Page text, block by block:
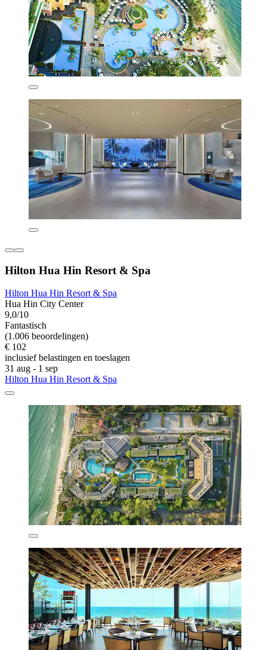
Hilton Hua Hin Resort & Spa
Hilton Hua Hin Resort & Spa
Hua Hin City Center
9,0/10
Fantastisch
(1.006 beoordelingen)
€ 102
inclusief belastingen en toeslagen
31 aug - 1 sep
Hilton Hua Hin Resort & Spa